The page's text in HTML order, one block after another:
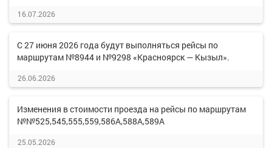
16.07.2026
С 27 июня 2026 года будут выполняться рейсы по
маршрутам №8944 и №9298 «Красноярск — Кызыл».
26.06.2026
Изменения в стоимости проезда на рейсы по маршрутам
№№525,545,555,559,586А,588А,589А
25.05.2026